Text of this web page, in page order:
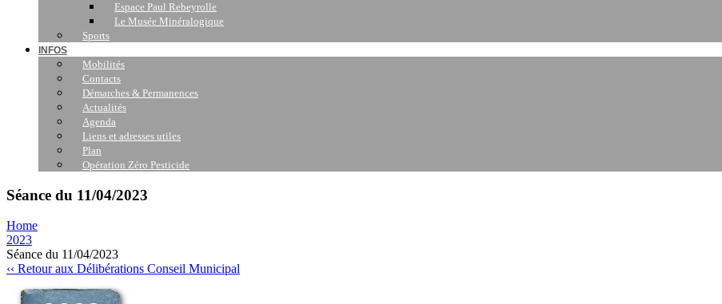
Espace Paul Rebeyrolle
Le Musée Minéralogique
Sports
INFOS
Mobilités
Contacts
Démarches & Permanences
Actualités
Agenda
Liens et adresses utiles
Plan
Opération Zéro Pesticide
Séance du 11/04/2023
Home
2023
Séance du 11/04/2023
‹‹ Retour aux Délibérations Conseil Municipal